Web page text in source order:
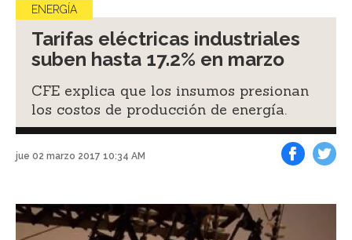
ENERGÍA
Tarifas eléctricas industriales
suben hasta 17.2% en marzo
CFE explica que los insumos presionan
los costos de producción de energía.
jue 02 marzo 2017 10:34 AM